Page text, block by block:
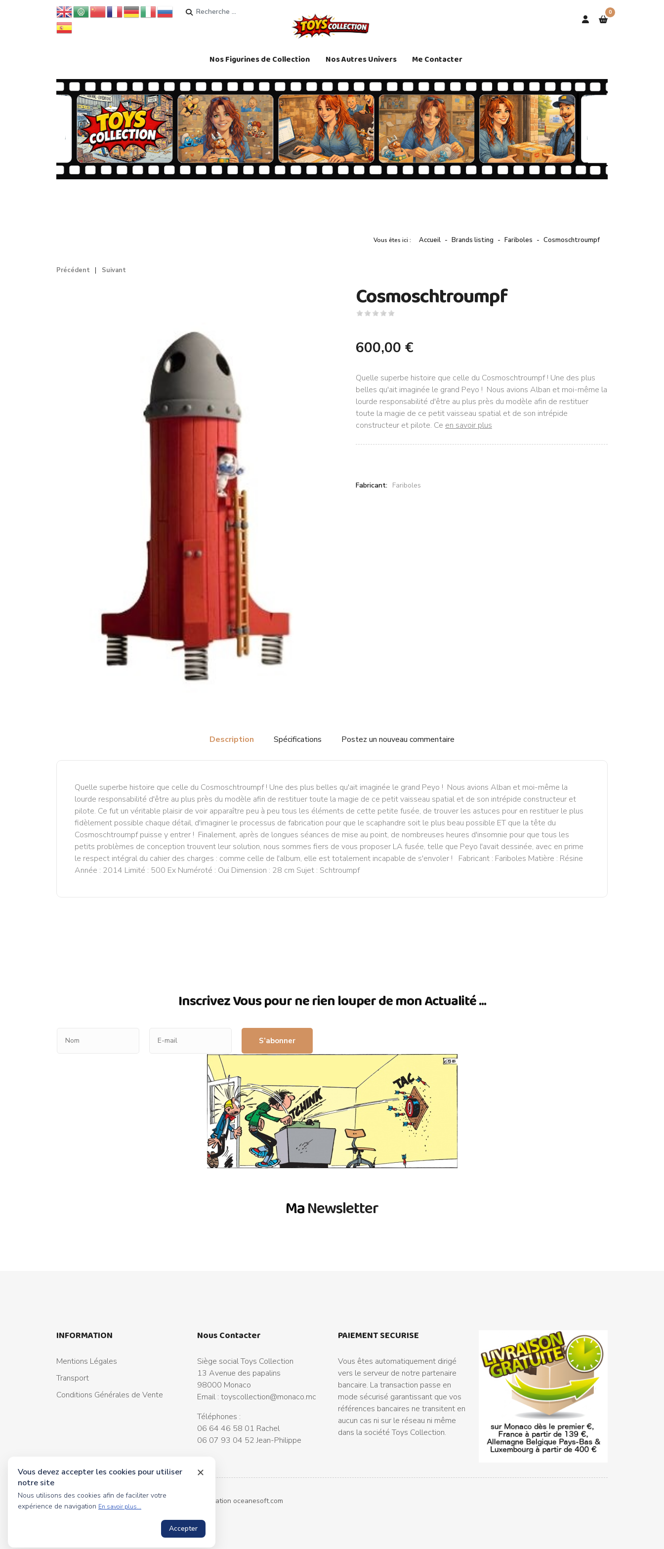
Rechercher 0
Nos Figurines de Collection Nos Autres Univers Me Contacter
Vous êtes ici : Accueil Brands listing Fariboles Cosmoschtroumpf
Précédent Suivant
Cosmoschtroumpf
600,00 €
Quelle superbe histoire que celle du Cosmoschtroumpf ! Une des plus
belles qu'ait imaginée le grand Peyo ! Nous avions Alban et moi-même la
lourde responsabilité d'être au plus près du modèle afin de restituer
toute la magie de ce petit vaisseau spatial et de son intrépide
constructeur et pilote. Ce en savoir plus
Fabricant: Fariboles
Description Spécifications Postez un nouveau commentaire
Quelle superbe histoire que celle du Cosmoschtroumpf ! Une des plus belles qu'ait imaginée le grand Peyo ! Nous avions Alban et moi-même la
lourde responsabilité d'être au plus près du modèle afin de restituer toute la magie de ce petit vaisseau spatial et de son intrépide constructeur et
pilote. Ce fut un véritable plaisir de voir apparaître peu à peu tous les éléments de cette petite fusée, de trouver les astuces pour en restituer le plus
fidèlement possible chaque détail, d'imaginer le processus de fabrication pour que le scaphandre soit le plus beau possible ET que la tête du
Cosmoschtroumpf puisse y entrer ! Finalement, après de longues séances de mise au point, de nombreuses heures d'insomnie pour que tous les
petits problèmes de conception trouvent leur solution, nous sommes fiers de vous proposer LA fusée, telle que Peyo l'avait dessinée, avec en prime
le respect intégral du cahier des charges : comme celle de l'album, elle est totalement incapable de s'envoler ! Fabricant : Fariboles Matière : Résine
Année : 2014 Limité : 500 Ex Numéroté : Oui Dimension : 28 cm Sujet : Schtroumpf
Inscrivez Vous pour ne rien louper de mon Actualité ...
S’abonner
MaNewsletter
INFORMATION
Mentions Légales
Transport
Conditions Générales de Vente
Nous Contacter
Siège social Toys Collection
13 Avenue des papalins
98000 Monaco
Email : toyscollection@monaco.mc
Téléphones :
06 64 46 58 01 Rachel
06 07 93 04 52 Jean-Philippe
PAIEMENT SECURISE
Vous êtes automatiquement dirigé
vers le serveur de notre partenaire
bancaire. La transaction passe en
mode sécurisé garantissant que vos
références bancaires ne transitent en
aucun cas ni sur le réseau ni même
dans la société Toys Collection.
© 2026 tous droits réservés Toyscollection. Réalisation oceanesoft.com
Vous devez accepter les cookies pour utiliser
notre site
Nous utilisons des cookies afin de faciliter votre
expérience de navigation En savoir plus...
Accepter